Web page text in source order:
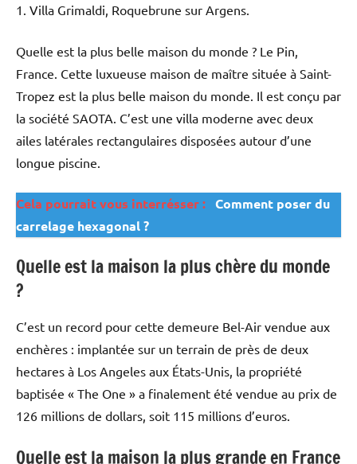
1. Villa Grimaldi, Roquebrune sur Argens.
Quelle est la plus belle maison du monde ? Le Pin,
France. Cette luxueuse maison de maître située à Saint-
Tropez est la plus belle maison du monde. Il est conçu par
la société SAOTA. C’est une villa moderne avec deux
ailes latérales rectangulaires disposées autour d’une
longue piscine.
Cela pourrait vous interrésser : Comment poser du
carrelage hexagonal ?
Quelle est la maison la plus chère du monde
?
C’est un record pour cette demeure Bel-Air vendue aux
enchères : implantée sur un terrain de près de deux
hectares à Los Angeles aux États-Unis, la propriété
baptisée « The One » a finalement été vendue au prix de
126 millions de dollars, soit 115 millions d’euros.
Quelle est la maison la plus grande en France